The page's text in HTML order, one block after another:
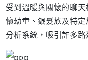
受到溫暖與關懷的聊
懷幼童、銀髮族及特
分析系統，吸引許多